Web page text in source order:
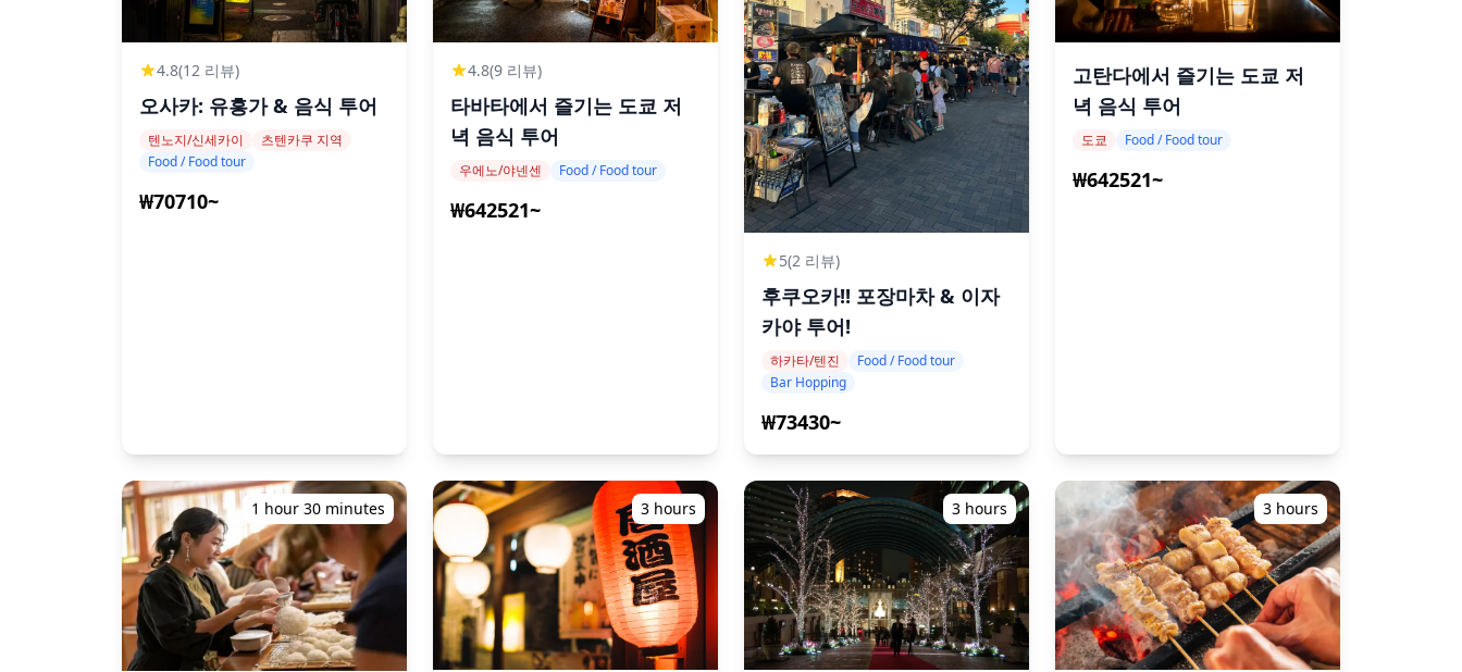
4.8(12 리뷰)
오사카: 유흥가 & 음식 투어
텐노지/신세카이
츠텐카쿠 지역
Food / Food tour
₩70710~
4.8(9 리뷰)
타바타에서 즐기는 도쿄 저
녁 음식 투어
우에노/야넨센 Food / Food tour
₩642521~
5(2 리뷰)
후쿠오카!! 포장마차 & 이자
카야 투어!
하카타/텐진
Food / Food tour
Bar Hopping
₩73430~
고탄다에서 즐기는 도쿄 저
녁 음식 투어
도쿄 Food / Food tour
₩642521~
1 hour 30 minutes 3 hours 3 hours 3 hours